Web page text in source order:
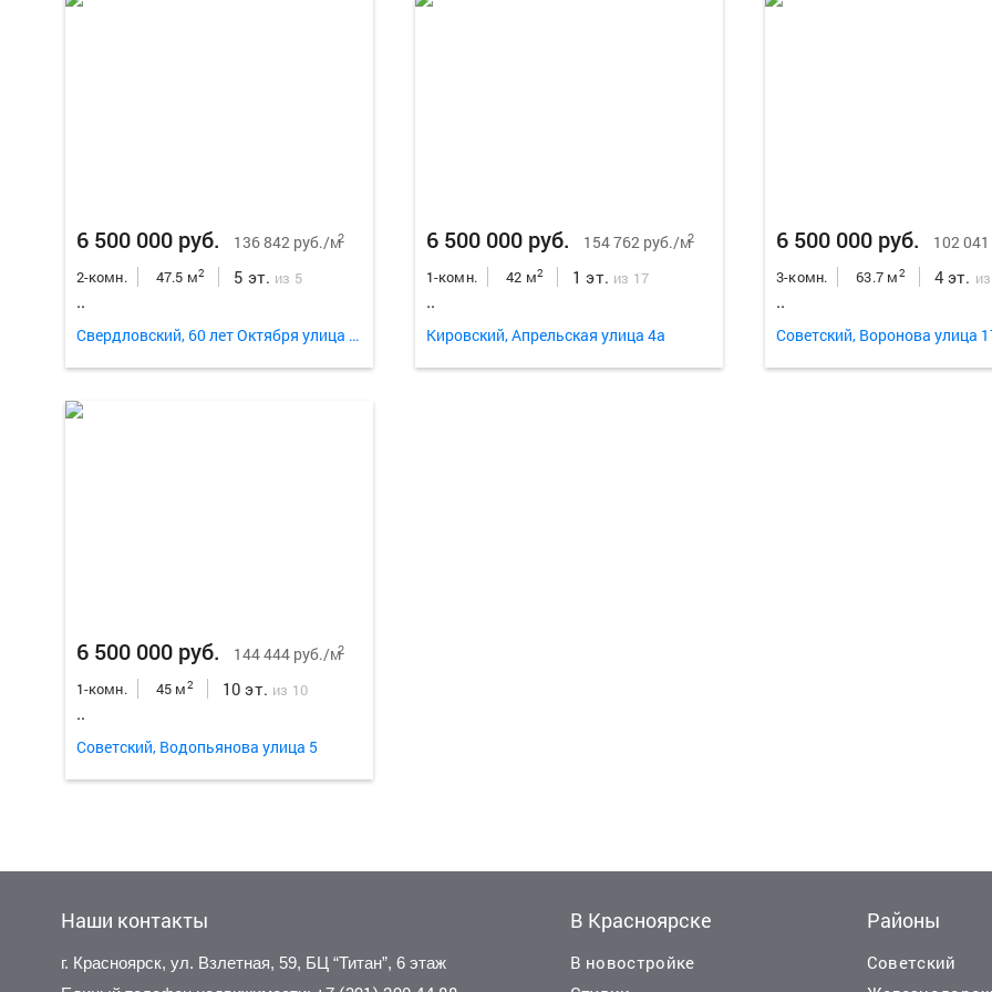
6 500 000 руб. 136 842 руб./м2
2-комн. 47.5 м2 5 эт. из 5
..
Свердловский, 60 лет Октября улица 56
6 500 000 руб. 154 762 руб./м2
1-комн. 42 м2 1 эт. из 17
..
Кировский, Апрельская улица 4а
6 500 000 руб. 102
3-комн. 63.7 м2 4 эт.
..
Советский, Воронова улица
6 500 000 руб. 144 444 руб./м2
1-комн. 45 м2 10 эт. из 10
..
Советский, Водопьянова улица 5
Наши контакты
г. Красноярск, ул. Взлетная, 59, БЦ “Титан”, 6 этаж
В Красноярске
В новостройке
Районы
Советский